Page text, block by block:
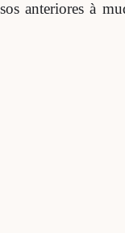
anteriores à